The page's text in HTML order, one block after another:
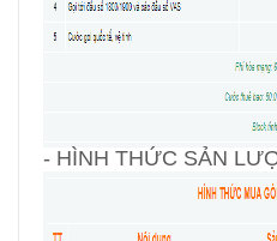
- HÌNH THỨC SẢN